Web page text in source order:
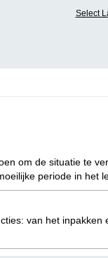
Select
om de situatie te
periode in het
van het inpakken